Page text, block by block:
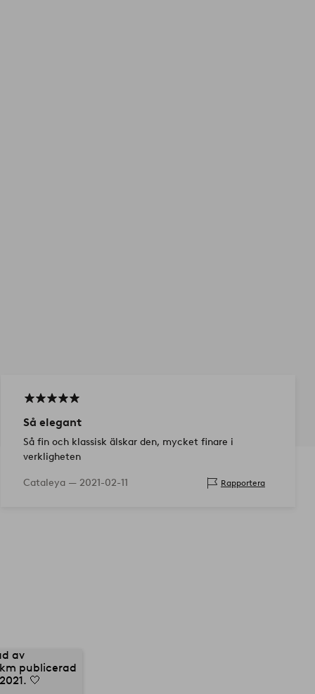
Så elegant
Så fin och klassisk älskar den, mycket finare i
verkligheten
Cataleya — 2021-02-11 Rapportera